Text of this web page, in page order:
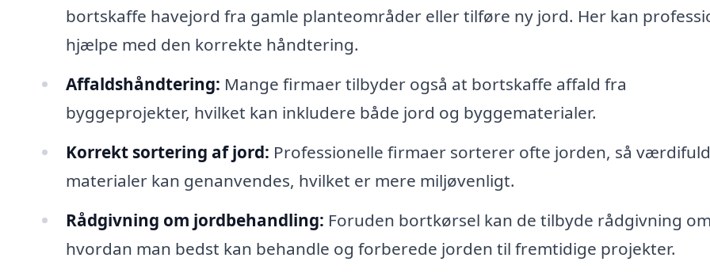
bortskaffe havejord fra gamle planteområder eller tilføre ny jord. Her kan
hjælpe med den korrekte håndtering.
Affaldshåndtering: Mange firmaer tilbyder også at bortskaffe affald fra
byggeprojekter, hvilket kan inkludere både jord og byggematerialer.
Korrekt sortering af jord: Professionelle firmaer sorterer ofte jorden, så
materialer kan genanvendes, hvilket er mere miljøvenligt.
Rådgivning om jordbehandling: Foruden bortkørsel kan de tilbyde rådgivning
hvordan man bedst kan behandle og forberede jorden til fremtidige projekter.